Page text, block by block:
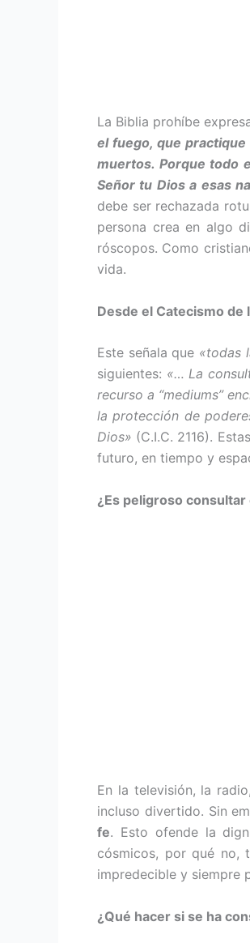
La Biblia prohíbe
el fuego, que
muertos. Porque todo
Señor tu Dios a esas
debe ser rechaza­da
persona crea en algo
róscopos. Como
vida.
Desde el Catecismo de
Este señala que «todas
si­guientes: «… La
recurso a “mediums”
la pro­tección de
Dios» (C.I.C. 2116).
futuro, en tiempo y
¿Es peligroso
En la televisión, la
incluso divertido. Sin
fe. Esto ofende la
cósmicos, por qué no,
impredecible y siempre
¿Qué hacer si se ha